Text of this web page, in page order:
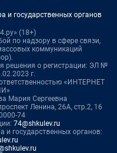
и государственных органов
(18+)
по надзору в сфере связи,
коммуникаций
решения о регистрации: ЭЛ №
г.
«ИНТЕРНЕТ
Мария Сергеевна
Ленина, 26А, стр.2, 16
74
74@shkulev.ru
и государственных органов: